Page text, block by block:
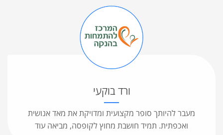
ורד בוקעי
מעבר להיותך סופר מקצועית ומדויקת את מאד אנושית
ואכפתית. תמיד חושבת מחוץ לקופסה, מביאה עוד